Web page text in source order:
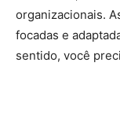
organizacionais.
focadas e
sentido, você